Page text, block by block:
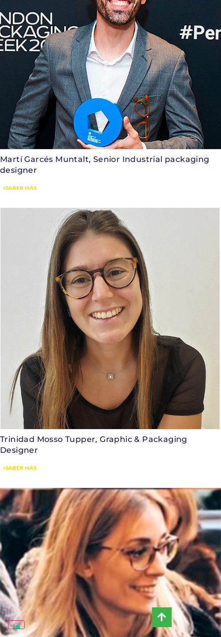
Martí Garcés Muntalt, Senior Industrial packaging
designer
SABER MÁS
Trinidad Mosso Tupper, Graphic & Packaging
Designer
SABER MÁS